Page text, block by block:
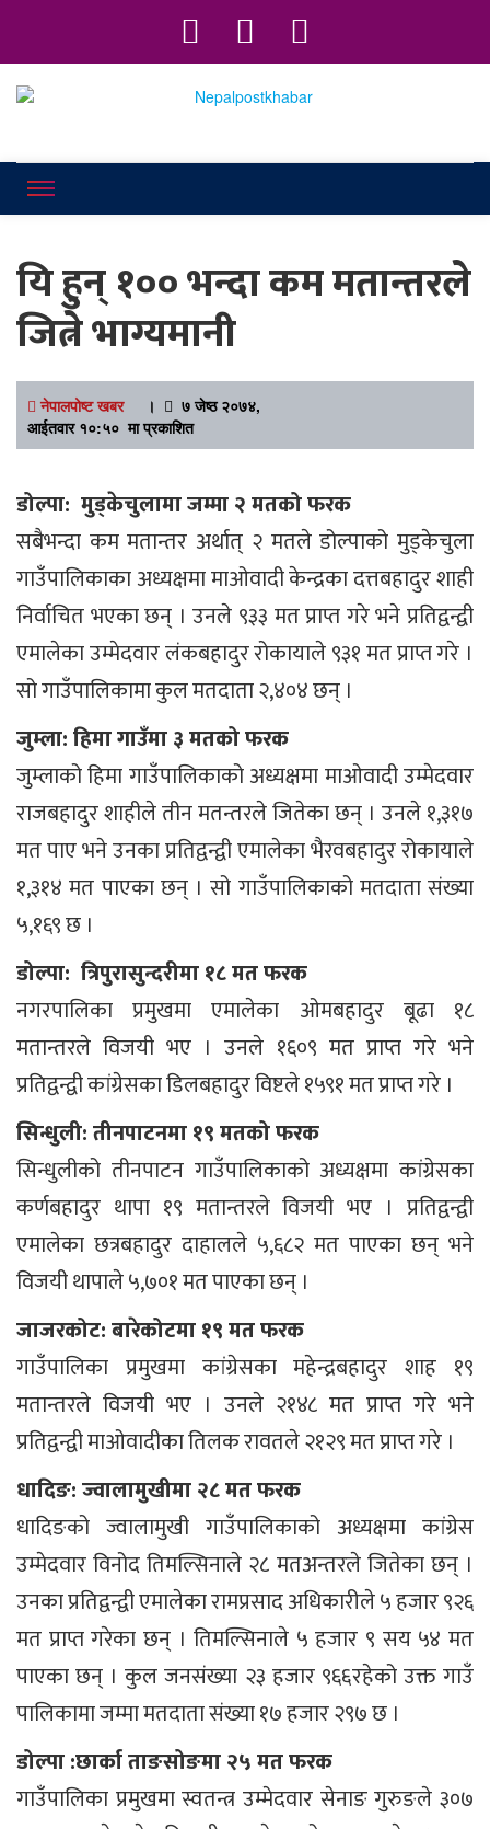
यि हुन् १०० भन्दा कम मतान्तरले
जित्ने भाग्यमानी
नेपालपोष्ट खबर।
७ जेष्ठ २०७४,
आईतवार १०:५० मा प्रकाशित
डोल्पा: मुड्केचुलामा जम्मा २ मतको फरक
सबैभन्दा कम मतान्तर अर्थात् २ मतले डोल्पाको मुड्केचुला
गाउँपालिकाका अध्यक्षमा माओवादी केन्द्रका दत्तबहादुर शाही
निर्वाचित भएका छन् । उनले ९३३ मत प्राप्त गरे भने प्रतिद्वन्द्वी
एमालेका उम्मेदवार लंकबहादुर रोकायाले ९३१ मत प्राप्त गरे ।
सो गाउँपालिकामा कुल मतदाता २,४०४ छन् ।
जुम्ला: हिमा गाउँमा ३ मतको फरक
जुम्लाको हिमा गाउँपालिकाको अध्यक्षमा माओवादी उम्मेदवार
राजबहादुर शाहीले तीन मतन्तरले जितेका छन् । उनले १,३१७
मत पाए भने उनका प्रतिद्वन्द्वी एमालेका भैरवबहादुर रोकायाले
१,३१४ मत पाएका छन् । सो गाउँपालिकाको मतदाता संख्या
५,१६९ छ ।
डोल्पा: त्रिपुरासुन्दरीमा १८ मत फरक
नगरपालिका प्रमुखमा एमालेका ओमबहादुर बूढा १८
मतान्तरले विजयी भए । उनले १६०९ मत प्राप्त गरे भने
प्रतिद्वन्द्वी कांग्रेसका डिलबहादुर विष्टले १५९१ मत प्राप्त गरे ।
सिन्धुली: तीनपाटनमा १९ मतको फरक
सिन्धुलीको तीनपाटन गाउँपालिकाको अध्यक्षमा कांग्रेसका
कर्णबहादुर थापा १९ मतान्तरले विजयी भए । प्रतिद्वन्द्वी
एमालेका छत्रबहादुर दाहालले ५,६८२ मत पाएका छन् भने
विजयी थापाले ५,७०१ मत पाएका छन् ।
जाजरकोट: बारेकोटमा १९ मत फरक
गाउँपालिका प्रमुखमा कांग्रेसका महेन्द्रबहादुर शाह १९
मतान्तरले विजयी भए । उनले २१४८ मत प्राप्त गरे भने
प्रतिद्वन्द्वी माओवादीका तिलक रावतले २१२९ मत प्राप्त गरे ।
धादिङ: ज्वालामुखीमा २८ मत फरक
धादिङको ज्वालामुखी गाउँपालिकाको अध्यक्षमा कांग्रेस
उम्मेदवार विनोद तिमल्सिनाले २८ मतअन्तरले जितेका छन् ।
उनका प्रतिद्वन्द्वी एमालेका रामप्रसाद अधिकारीले ५ हजार ९२६
मत प्राप्त गरेका छन् । तिमल्सिनाले ५ हजार ९ सय ५४ मत
पाएका छन् । कुल जनसंख्या २३ हजार ९६६रहेको उक्त गाउँ
पालिकामा जम्मा मतदाता संख्या १७ हजार २९७ छ ।
डोल्पा :छार्का ताङसोङमा २५ मत फरक
गाउँपालिका प्रमुखमा स्वतन्त्र उम्मेदवार सेनाङ गुरुङले ३०७